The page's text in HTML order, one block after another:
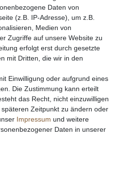
AGB
Daten von
(z.B. IP-Adresse), um z.B.
Medien von
Zugriffe auf unsere Website zu
erfolgt erst durch gesetzte
mit Dritten, die wir in den
Einwilligung oder aufgrund eines
Die Zustimmung kann erteilt
das Recht, nicht einzuwilligen
Zeitpunkt zu ändern oder
Impressum und weitere
Daten in unserer